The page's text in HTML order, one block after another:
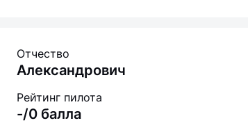
Отчество
Александрович
Рейтинг пилота
-/0 балла